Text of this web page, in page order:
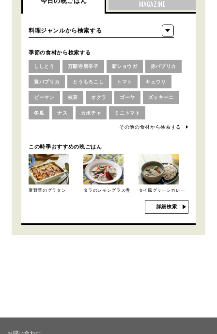
MAGAZINE
季節の食材から検索する
ししとう 万願寺唐辛子 新ショウガ 赤パプリカ
黄パプリカ とうもろこし トマト キュウリ
ピーマン 枝豆 オクラ ゴーヤ ズッキーニ
冬瓜 ナス カボチャ ミニトマト
その他の食材から検索する
この時季おすすめの晩ごはん
夏野菜のグラタン タラのレモングラス煮 タイ風グリーンカレー
詳細検索